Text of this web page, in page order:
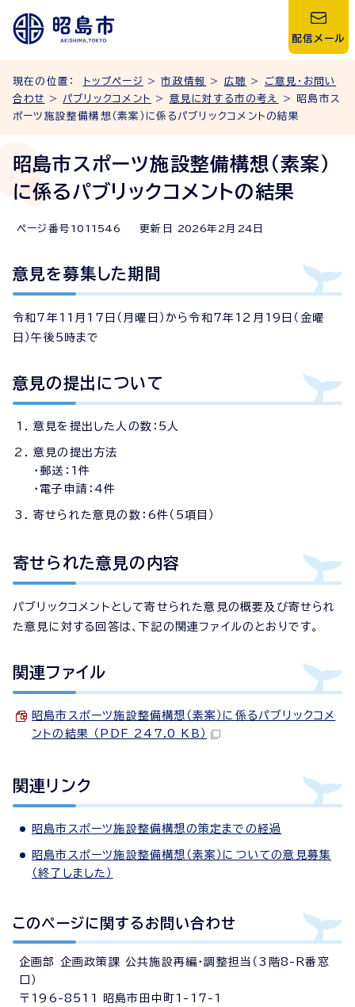
配信メール
現在の位置： トップページ >市政情報 > 広聴 > ご意見・お問い
合わせ
> パブリックコメント > 意見に対する市の考え
> 昭島市ス
ポーツ施設整備構想（素案）に係るパブリックコメントの結果
昭島市スポーツ施設整備構想（素案）
に係るパブリックコメントの結果
ページ番号 1011546 更新日 2026年2月 24 日
意見を募集した期間
令和7年11月17日（月曜日）から令和7年12月19日（金曜
日）午後5時まで
意見の提出について
意見を提出した人の数：5人
意見の提出方法
・郵送：1件
・電子申請：4件
寄せられた意見の数：6件（5項目）
寄せられた意見の内容
パブリックコメントとして寄せられた意見の概要及び寄せられ
た意見に対する回答は、下記の関連ファイルのとおりです。
関連ファイル
昭島市スポーツ施設整備構想（素案）に係るパブリックコメ
ントの結果 （PDF 247.0 KB）
関連リンク
昭島市スポーツ施設整備構想の策定までの経過
昭島市スポーツ施設整備構想（素案）についての意見募集
（終了しました）
このページに関する お問い合わせ
企画部 企画政策課 公共施設再編・調整担当（3階8-R番窓
口）
〒196-8511 昭島市田中町1-17-1